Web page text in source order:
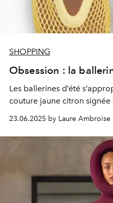
SHOPPING
Obsession : la
Les ballerines d’été
couture jaune citron
23.06.2025 by Laure Ambroise